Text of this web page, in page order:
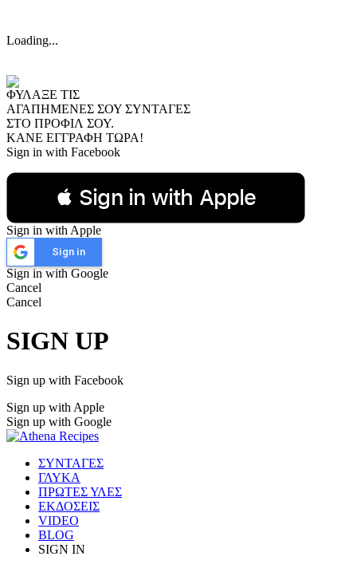
Loading...
ΦΥΛΑΞΕ ΤΙΣ
ΑΓΑΠΗΜΕΝΕΣ ΣΟΥ ΣΥΝΤΑΓΕΣ
ΣΤΟ ΠΡΟΦΙΛ ΣΟΥ.
ΚΑΝΕ ΕΓΓΡΑΦΗ ΤΩΡΑ!
Sign in with Facebook
 Sign in with Apple
Sign in with Apple
Sign in
Sign in with Google
Cancel
Cancel
SIGN UP
Sign up with Facebook
Sign up with Apple
Sign up with Google
ΣΥΝΤΑΓΕΣ
ΓΛΥΚΑ
ΠΡΩΤΕΣ ΥΛΕΣ
ΕΚΔΟΣΕΙΣ
VIDEO
BLOG
SIGN IN